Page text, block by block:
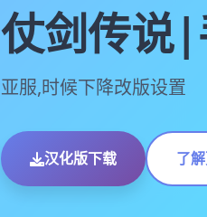
仗剑传说
亚服,时候下降改版设置
汉化版下载 了